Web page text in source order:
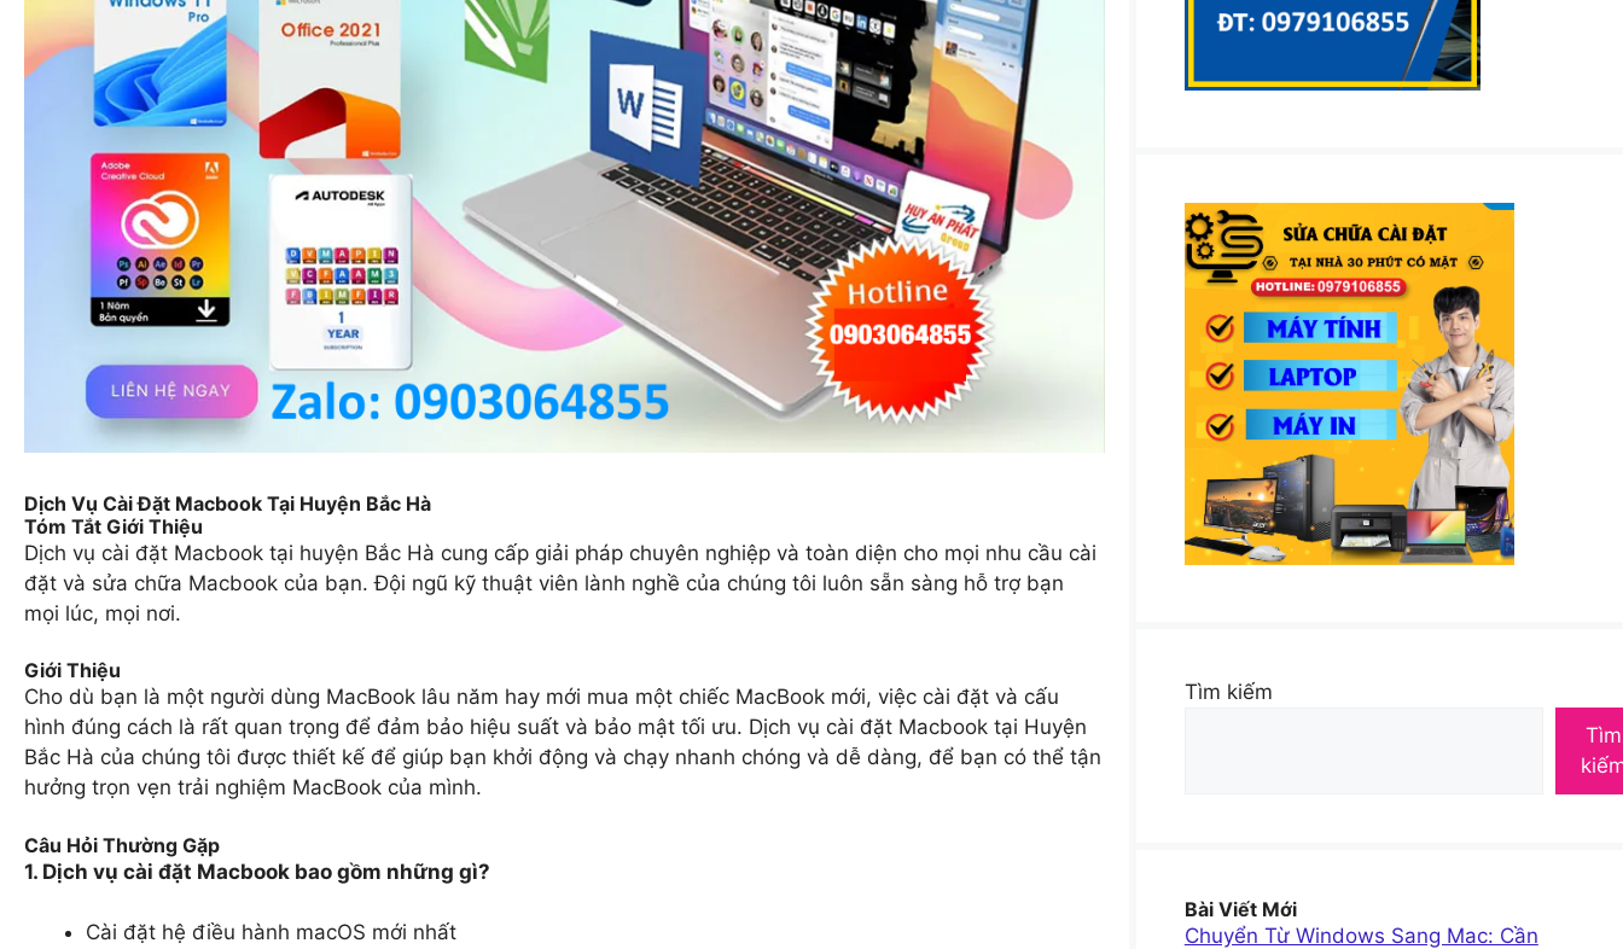
Dịch Vụ Cài Đặt Macbook Tại Huyện Bắc Hà
Tóm Tắt Giới Thiệu
Dịch vụ cài đặt Macbook tại huyện Bắc Hà cung cấp giải pháp chuyên nghiệp và toàn diện cho mọi nhu cầu cài
đặt và sửa chữa Macbook của bạn. Đội ngũ kỹ thuật viên lành nghề của chúng tôi luôn sẵn sàng hỗ trợ bạn
mọi lúc, mọi nơi.
Giới Thiệu
Cho dù bạn là một người dùng MacBook lâu năm hay mới mua một chiếc MacBook mới, việc cài đặt và cấu
hình đúng cách là rất quan trọng để đảm bảo hiệu suất và bảo mật tối ưu. Dịch vụ cài đặt Macbook tại Huyện
Bắc Hà của chúng tôi được thiết kế để giúp bạn khởi động và chạy nhanh chóng và dễ dàng, để bạn có thể tận
hưởng trọn vẹn trải nghiệm MacBook của mình.
Câu Hỏi Thường Gặp
1. Dịch vụ cài đặt Macbook bao gồm những gì?
Cài đặt hệ điều hành macOS mới nhất
Tìm kiếm
Tìm
Bài Viết Mới
Chuyển Từ Windows Sang Mac: Cần